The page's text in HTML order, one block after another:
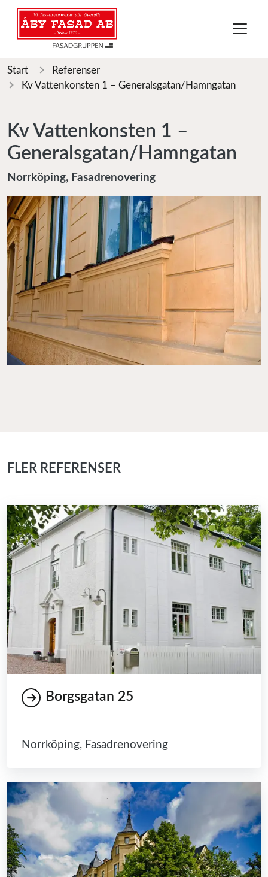
Start
Referenser
Kv Vattenkonsten 1 – Generalsgatan/Hamngatan
Kv Vattenkonsten 1 –
Generalsgatan/Hamngatan
Norrköping, Fasadrenovering
FLER REFERENSER
Borgsgatan 25
Norrköping, Fasadrenovering